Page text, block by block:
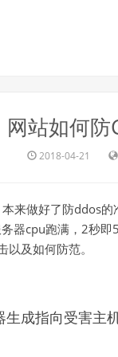
网站如何
2018-04-21
来做好了防ddos
器cpu跑满，2秒
及如何防范。
成指向受害主